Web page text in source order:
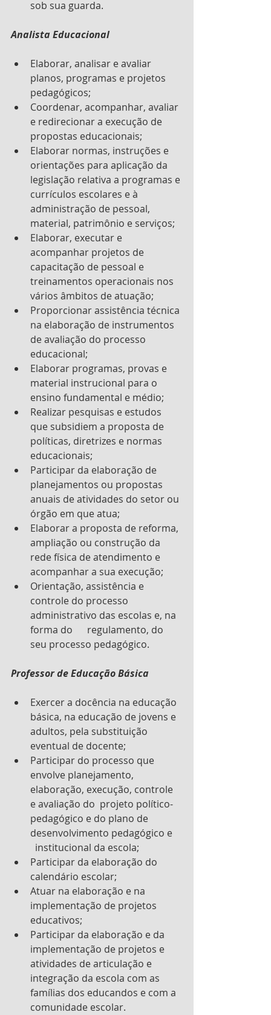
sob sua guarda.
Analista Educacional
Elaborar, analisar e avaliar
planos, programas e projetos
pedagógicos;
Coordenar, acompanhar, avaliar
e redirecionar a execução de
propostas educacionais;
Elaborar normas, instruções e
orientações para aplicação da
legislação relativa a programas e
currículos escolares e à
administração de pessoal,
material, patrimônio e serviços;
Elaborar, executar e
acompanhar projetos de
capacitação de pessoal e
treinamentos operacionais nos
vários âmbitos de atuação;
Proporcionar assistência técnica
na elaboração de instrumentos
de avaliação do processo
educacional;
Elaborar programas, provas e
material instrucional para o
ensino fundamental e médio;
Realizar pesquisas e estudos
que subsidiem a proposta de
políticas, diretrizes e normas
educacionais;
Participar da elaboração de
planejamentos ou propostas
anuais de atividades do setor ou
órgão em que atua;
Elaborar a proposta de reforma,
ampliação ou construção da
rede física de atendimento e
acompanhar a sua execução;
Orientação, assistência e
controle do processo
administrativo das escolas e, na
forma do      regulamento, do
seu processo pedagógico.
Professor de Educação Básica
Exercer a docência na educação
básica, na educação de jovens e
adultos, pela substituição
eventual de docente;
Participar do processo que
envolve planejamento,
elaboração, execução, controle
e avaliação do  projeto político-
pedagógico e do plano de
desenvolvimento pedagógico e
  institucional da escola;
Participar da elaboração do
calendário escolar;
Atuar na elaboração e na
implementação de projetos
educativos;
Participar da elaboração e da
implementação de projetos e
atividades de articulação e
integração da escola com as
famílias dos educandos e com a
comunidade escolar.